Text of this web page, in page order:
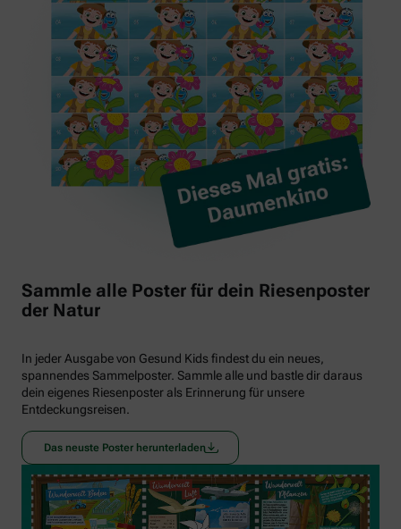
Sammle alle Poster für dein Riesenposter
der Natur
In jeder Ausgabe von Gesund Kids findest du ein neues,
spannendes Sammelposter. Sammle alle und bastle dir daraus
dein eigenes Riesenposter als Erinnerung für unsere
Entdeckungsreisen.
Das neuste Poster herunterladen